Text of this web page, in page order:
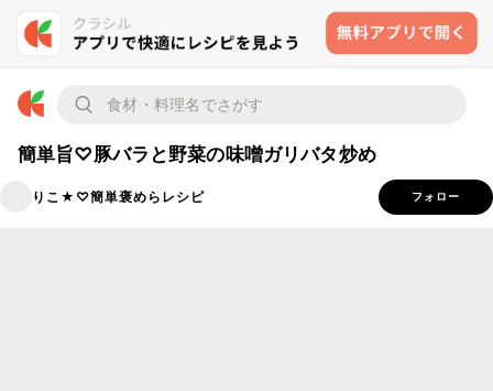
簡単旨♡豚バラと野菜の味噌ガリバタ炒め
りこ★♡簡単褒めらレシピ フォロー